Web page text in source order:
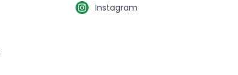
Instagram